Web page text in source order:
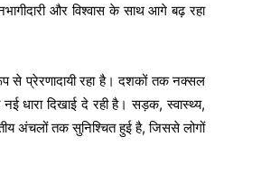
और विश्वास के साथ आगे बढ़ रहा
से प्रेरणादायी रहा है। दशकों तक नक्सल
धारा दिखाई दे रही है। सड़क, स्वास्थ्य,
अंचलों तक सुनिश्चित हुई है, जिससे लोगों